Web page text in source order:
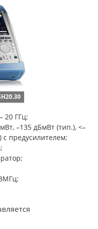
20 ГГц;
–135 дБмВт (тип.), <–
с предусилителем;